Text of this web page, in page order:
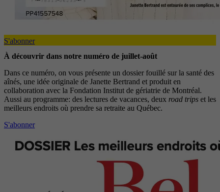
S'abonner
À découvrir dans notre numéro de juillet-août
Dans ce numéro, on vous présente un dossier fouillé sur la santé des
aînés, une idée originale de Janette Bertrand et produit en
collaboration avec la Fondation Institut de gériatrie de Montréal.
Aussi au programme: des lectures de vacances, deux road trips et les
meilleurs endroits où prendre sa retraite au Québec.
S'abonner